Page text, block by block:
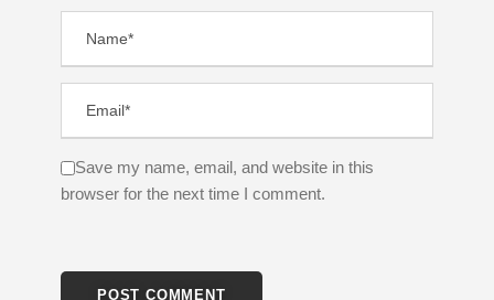
Save my name, email, and website in this
browser for the next time I comment.